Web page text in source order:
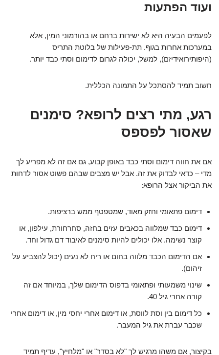
ועוד הפתעות
לפעמים הבעיה היא לא ישירות ברחם או בהורמוני המין, אלא
במערכות אחרות בגוף. תת-פעילות של בלוטת התריס
(היפותירואידיזם), למשל, יכולה לגרום לדימום וסתי כבד יותר.
חשוב תמיד להסתכל על התמונה הכללית.
רגע, מתי רצים לרופא? סימנים
שאסור לפספס
אם את חווה דימום וסתי כבד באופן קבוע, גם אם זה לא מפריע לך
מדי – כדאי לבדוק את זה. אבל יש מצבים שבהם פשוט אסור לדחות
את הביקור אצל הרופא:
דימום פתאומי וחזק מאוד, שמטפטף ממש ברציפות.
דימום כבד שמלווה בכאבים עזים בחזה, סחרחורת, עילפון, או
קוצר נשימה. אלו יכולים להיות סימנים לאיבוד דם גדול וחד.
אם הדימום הכבד מלווה בחום או ריח לא נעים (יכול להצביע על
זיהום).
שינוי משמעותי ופתאומי בדפוס הדימום שלך, במיוחד אם זה
קורה אחרי גיל 40.
כל דימום בין וסת לווסת, או דימום אחרי יחסי מין, או דימום אחרי
שכבר עברת את גיל המעבר.
בקיצור, אם משהו מרגיש לך "לא בסדר" או "מלחיץ", עדיף תמיד